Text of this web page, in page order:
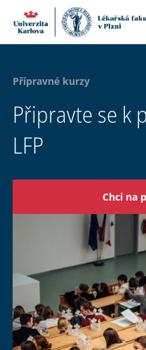
Přípravné kurzy
Připravte se k
LFP
Chci na